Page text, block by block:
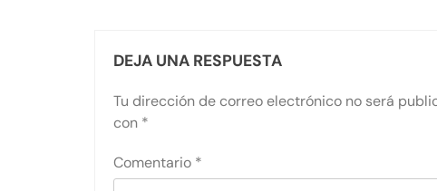
DEJA UNA RESPUESTA
Tu dirección de correo electrónico no será
con *
Comentario *